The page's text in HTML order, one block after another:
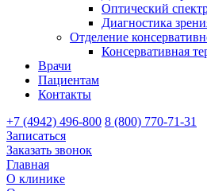
Оптический
Диагностика
Отделение
Консервативная
Врачи
Пациентам
Контакты
+7 (4942) 496-800 8 (800) 770-71-31
Записаться
Заказать звонок
Главная
О клинике